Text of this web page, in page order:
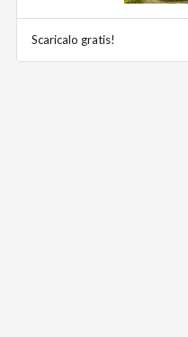
Scaricalo gratis!